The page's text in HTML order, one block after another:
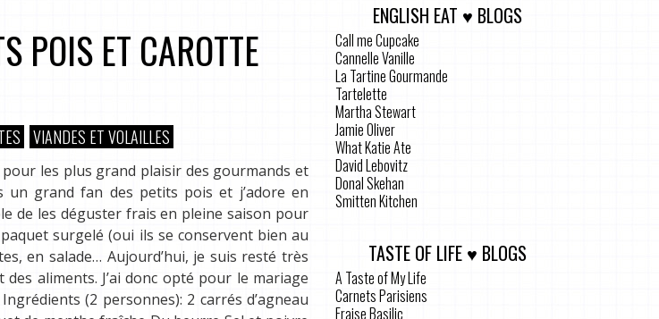
POIS ET CAROTTE
VIANDES ET VOLAILLES
les plus grand plaisir des gourmands et
un grand fan des petits pois et j’adore en
de les déguster frais en pleine saison pour
surgelé (oui ils se conservent bien au
en salade… Aujourd’hui, je suis resté très
aliments. J’ai donc opté pour le mariage
(2 personnes): 2 carrés d’agneau
ENGLISH EAT ♥ BLOGS
Call me Cupcake
Cannelle Vanille
La Tartine Gourmande
Tartelette
Martha Stewart
Jamie Oliver
What Katie Ate
David Lebovitz
Donal Skehan
Smitten Kitchen
TASTE OF LIFE ♥ BLOGS
A Taste of My Life
Carnets Parisiens
Fraise Basilic